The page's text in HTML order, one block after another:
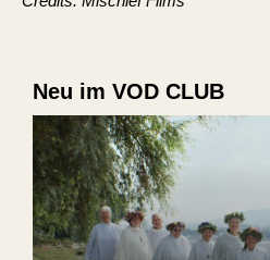
Neu im VOD CLUB